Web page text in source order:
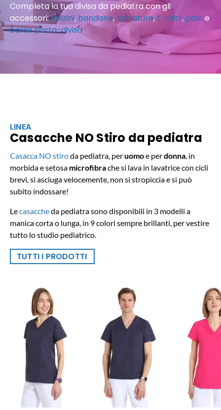
Completa la tua divisa da pediatra con gli
accessori:calzini, bandane,calzature, t-shirt, polo e
borse porta-divisa.
LINEA
Casacche NO Stiro da pediatra
Casacca NO stiroda pediatra, peruomoe perdonna, in
morbida e setosa microfibrache si lava in lavatrice con cicli
brevi, si asciuga velocemente, non si stropiccia e si può
subito indossare!
Lecasaccheda pediatra sono disponibili in 3 modelli a
manica corta o lunga, in 9 colori sempre brillanti, per vestire
tutto lo studio pediatrico.
TUTTI I PRODOTTI